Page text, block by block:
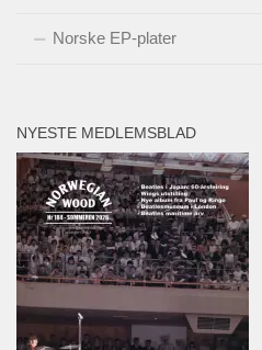
Norske EP-plater
NYESTE MEDLEMSBLAD